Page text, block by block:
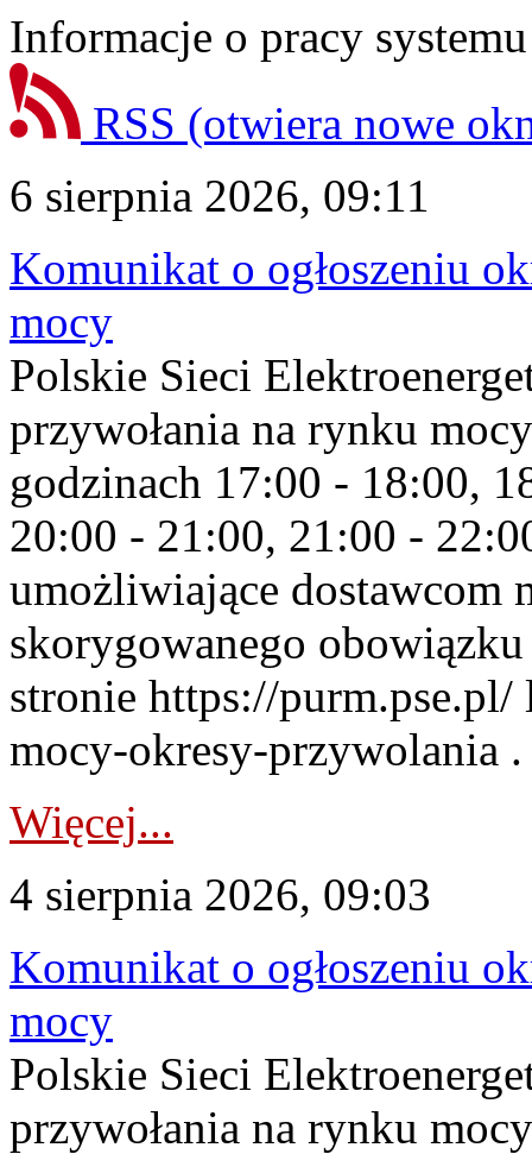
Informacje o pracy
RSS (otwiera nowe
6 sierpnia 2026, 09:11
Komunikat o ogłoszeniu
mocy
Polskie Sieci
przywołania na rynku
godzinach 17:00 - 18:00,
20:00 - 21:00, 21:00 -
umożliwiające dostawcom
skorygowanego
stronie https://
mocy-okresy-przywolania
Więcej...
4 sierpnia 2026, 09:03
Komunikat o ogłoszeniu
mocy
Polskie Sieci
przywołania na rynku